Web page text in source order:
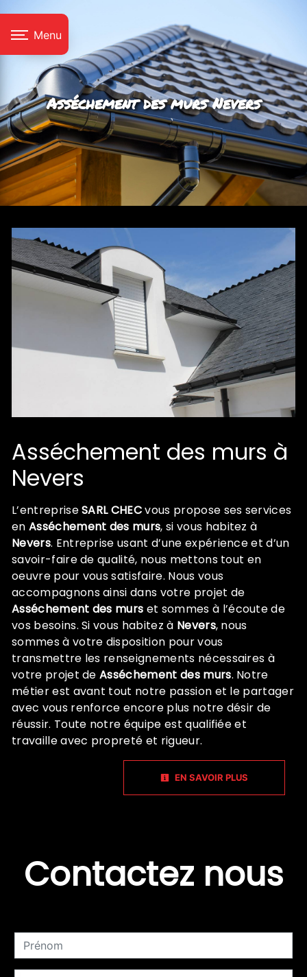
Menu
Asséchement des murs Nevers
Asséchement des murs à
Nevers
L’entrepriseSARL CHECvous propose ses services
en Asséchement des murs, si vous habitez à
Nevers. Entreprise usant d’une expérience et d’un
savoir-faire de qualité, nous mettons tout en
oeuvre pour vous satisfaire. Nous vous
accompagnons ainsi dans votre projet de
Asséchement des murs et sommes à l’écoute de
vos besoins. Si vous habitez à Nevers, nous
sommes à votre disposition pour vous
transmettre les renseignements nécessaires à
votre projet deAsséchement des murs. Notre
métier est avant tout notre passion et le partager
avec vous renforce encore plus notre désir de
réussir. Toute notre équipe est qualifiée et
travaille avec propreté et rigueur.
EN SAVOIR PLUS
Contactez nous